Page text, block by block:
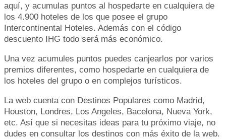
aquí, y acumulas puntos al hospedarte en cualquiera de
los 4.900 hoteles de los que posee el grupo
Intercontinental Hoteles. Además con el código
descuento IHG todo será más económico.
Una vez acumules puntos puedes canjearlos por varios
premios diferentes, como hospedarte en cualquiera de
los hoteles del grupo o en complejos turísticos.
La web cuenta con Destinos Populares como Madrid,
Houston, Londres, Los Angeles, Bacelona, Nueva York,
etc. Así que si necesitas ideas para tu próximo viaje, no
dudes en consultar los destinos con más éxito de la web.